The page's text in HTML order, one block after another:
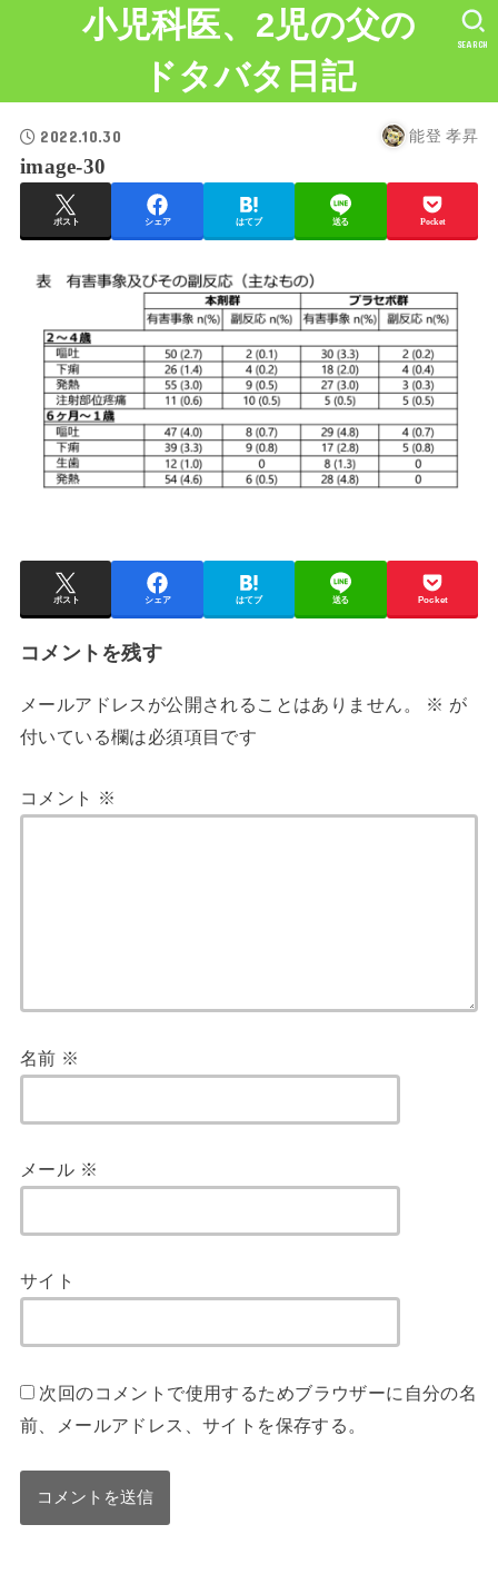
小児科医、2児の父の
ドタバタ日記
SEARCH
2022.10.30 能登 孝昇
image-30
ポスト シェア はてブ 送る Pocket
ポスト シェア はてブ 送る Pocket
コメントを残す
メールアドレスが公開されることはありません。 ※ が
付いている欄は必須項目です
コメント ※
名前 ※
メール ※
サイト
次回のコメントで使用するためブラウザーに自分の名
前、メールアドレス、サイトを保存する。